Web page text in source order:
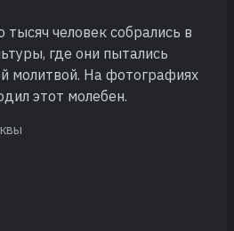
тысяч человек собрались в
где они пытались
молитвой. На фотографиях
этот молебен.